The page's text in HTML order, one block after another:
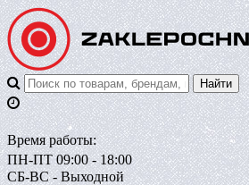
Время работы:
ПН-ПТ 09:00 - 18:00
СБ-ВС - Выходной